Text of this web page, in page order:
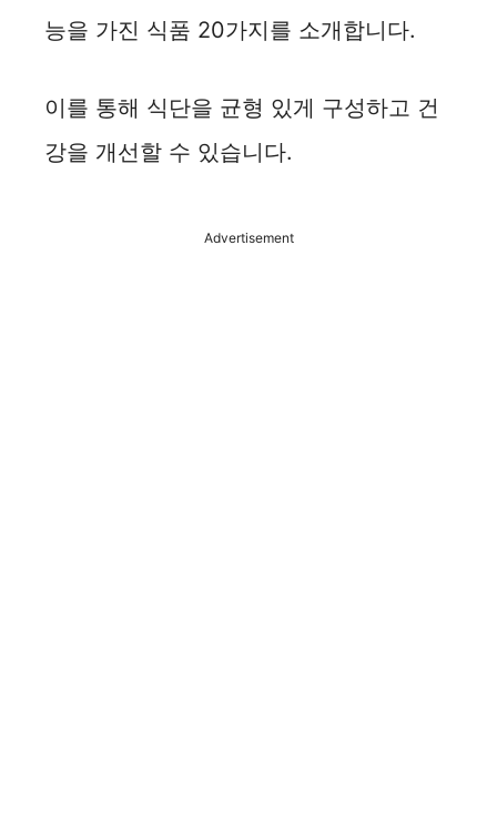
능을 가진 식품 20가지를 소개합니다.
이를 통해 식단을 균형 있게 구성하고 건
강을 개선할 수 있습니다.
Advertisement